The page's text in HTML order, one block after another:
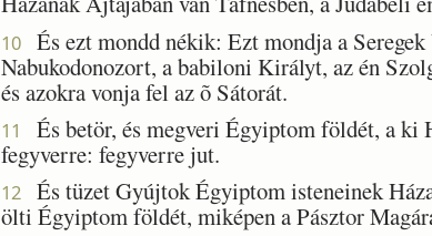
10
És ezt mondd nékik: Ezt mondja a
Nabukodonozort, a babiloni Királyt, az én
és azokra vonja fel az õ Sátorát.
11
És betör, és megveri Égyiptom földét, a ki
fegyverre: fegyverre jut.
12
És tüzet Gyújtok Égyiptom isteneinek
ölti Égyiptom földét, miképen a Pásztor